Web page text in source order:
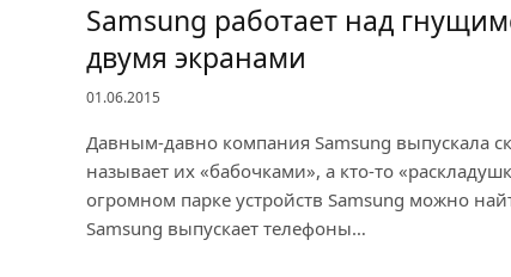
Samsung работает над
двумя экранами
01.06.2015
Давным-давно компания Samsung выпускала
называет их «бабочками», а кто-то
огромном парке устройств Samsung можно
Samsung выпускает телефоны…